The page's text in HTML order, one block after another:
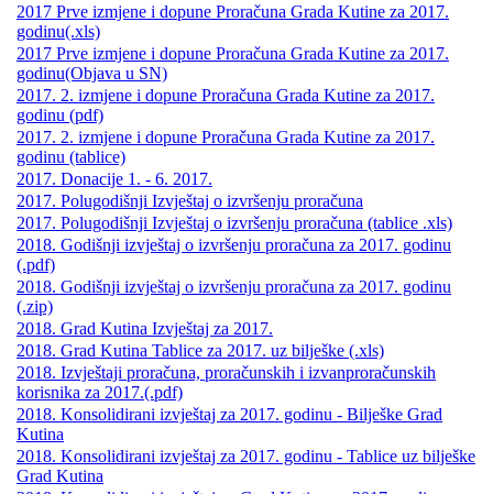
2017 Prve izmjene i dopune Proračuna Grada Kutine za 2017.
godinu(.xls)
2017 Prve izmjene i dopune Proračuna Grada Kutine za 2017.
godinu(Objava u SN)
2017. 2. izmjene i dopune Proračuna Grada Kutine za 2017.
godinu (pdf)
2017. 2. izmjene i dopune Proračuna Grada Kutine za 2017.
godinu (tablice)
2017. Donacije 1. - 6. 2017.
2017. Polugodišnji Izvještaj o izvršenju proračuna
2017. Polugodišnji Izvještaj o izvršenju proračuna (tablice .xls)
2018. Godišnji izvještaj o izvršenju proračuna za 2017. godinu
(.pdf)
2018. Godišnji izvještaj o izvršenju proračuna za 2017. godinu
(.zip)
2018. Grad Kutina Izvještaj za 2017.
2018. Grad Kutina Tablice za 2017. uz bilješke (.xls)
2018. Izvještaji proračuna, proračunskih i izvanproračunskih
korisnika za 2017.(.pdf)
2018. Konsolidirani izvještaj za 2017. godinu - Bilješke Grad
Kutina
2018. Konsolidirani izvještaj za 2017. godinu - Tablice uz bilješke
Grad Kutina